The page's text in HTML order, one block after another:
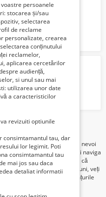
poket blue
de anunțuri pentru diverse nevoi
membru al familiei, puteți naviga
a găsi câinele potrivit. Fie că
să explorați diverse opțiuni, veți
în această categorie. Anunțurile
precum vârsta, sexul,
caracteristici relevante.
persoanele
stocarea și/sau
selectarea
de reclame
personalizate, crearea
conținutului
reclamelor,
aplicarea cercetărilor
audiență,
si unul sau mai
utilizarea unor date
a caracteristicilor
revizuiti optiunile
consimtamantul tau, dar
lor legimit. Poti
consimtamantul tau
mai jos sau daca
detaliat informatii